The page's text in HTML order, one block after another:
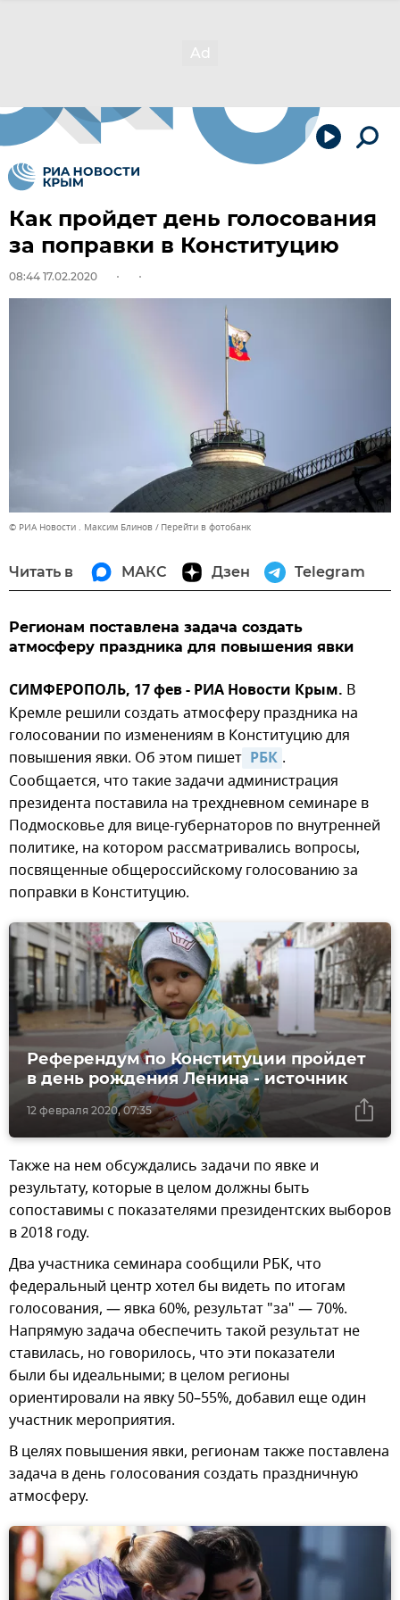
Как пройдет день голосования
за поправки в Конституцию
08:44 17.02.2020
© РИА Новости . Максим Блинов Перейти в фотобанк
Читать в МАКС Дзен Telegram
Регионам поставлена задача создать
атмосферу праздника для повышения явки
СИМФЕРОПОЛЬ, 17 фев - РИА Новости Крым. В
Кремле решили создать атмосферу праздника на
голосовании по изменениям в Конституцию для
повышения явки. Об этом пишет РБК .
Сообщается, что такие задачи администрация
президента поставила на трехдневном семинаре в
Подмосковье для вице-губернаторов по внутренней
политике, на котором рассматривались вопросы,
посвященные общероссийскому голосованию за
поправки в Конституцию.
12 февраля 2020, 07:35
Референдум по Конституции пройдет
в день рождения Ленина - источник
Также на нем обсуждались задачи по явке и
результату, которые в целом должны быть
сопоставимы с показателями президентских выборов
в 2018 году.
Два участника семинара сообщили РБК, что
федеральный центр хотел бы видеть по итогам
голосования, — явка 60%, результат "за" — 70%.
Напрямую задача обеспечить такой результат не
ставилась, но говорилось, что эти показатели
были бы идеальными; в целом регионы
ориентировали на явку 50–55%, добавил еще один
участник мероприятия.
В целях повышения явки, регионам также поставлена
задача в день голосования создать праздничную
атмосферу.